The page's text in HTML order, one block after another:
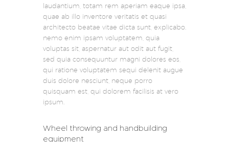
laudantium, totam rem aperiam eaque ipsa,
quae ab illo inventore veritatis et quasi
architecto beatae vitae dicta sunt, explicabo.
nemo enim ipsam voluptatem, quia
voluptas sit, aspernatur aut odit aut fugit,
sed quia consequuntur magni dolores eos,
qui ratione voluptatem sequi delenit augue
duis dolore nesciunt, neque porro
quisquam est, qui dolorem facilisis at vero
ipsum.
Wheel throwing and handbuilding
equipment